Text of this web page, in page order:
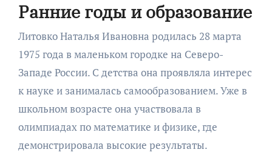
Ранние годы и образование
Литовко Наталья Ивановна родилась 28 марта
1975 года в маленьком городке на Северо-
Западе России. С детства она проявляла интерес
к науке и занималась самообразованием. Уже в
школьном возрасте она участвовала в
олимпиадах по математике и физике, где
демонстрировала высокие результаты.